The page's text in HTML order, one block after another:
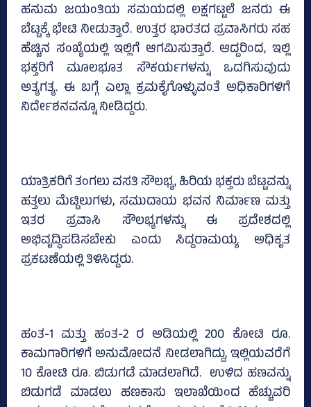
ಹನುಮ ಜಯಂತಿಯ ಸಮಯದಲ್ಲಿ ಲಕ್ಷಗಟ್ಟಲೆ ಜನರು ಈ
ಬೆಟ್ಟಕ್ಕೆ ಭೇಟಿ ನೀಡುತ್ತಾರೆ. ಉತ್ತರ ಭಾರತದ ಪ್ರವಾಸಿಗರು ಸಹ
ಹೆಚ್ಚಿನ ಸಂಖ್ಯೆಯಲ್ಲಿ ಇಲ್ಲಿಗೆ ಆಗಮಿಸುತ್ತಾರೆ. ಆದ್ದರಿಂದ, ಇಲ್ಲಿ
ಭಕ್ತರಿಗೆ ಮೂಲಭೂತ ಸೌಕರ್ಯಗಳನ್ನು ಒದಗಿಸುವುದು
ಅತ್ಯಗತ್ಯ. ಈ ಬಗ್ಗೆ ಎಲ್ಲಾ ಕ್ರಮಕೈಗೊಳ್ಳುವಂತೆ ಅಧಿಕಾರಿಗಳಿಗೆ
ನಿರ್ದೇಶನವನ್ನೂ ನೀಡಿದ್ದರು.
ಯಾತ್ರಿಕರಿಗೆ ತಂಗಲು ವಸತಿ ಸೌಲಭ್ಯ, ಹಿರಿಯ ಭಕ್ತರು ಬೆಟ್ಟವನ್ನು
ಹತ್ತಲು ಮೆಟ್ಟಿಲುಗಳು, ಸಮುದಾಯ ಭವನ ನಿರ್ಮಾಣ ಮತ್ತು
ಇತರ ಪ್ರವಾಸಿ ಸೌಲಭ್ಯಗಳನ್ನು ಈ ಪ್ರದೇಶದಲ್ಲಿ
ಅಭಿವೃದ್ಧಿಪಡಿಸಬೇಕು ಎಂದು ಸಿದ್ದರಾಮಯ್ಯ ಅಧಿಕೃತ
ಪ್ರಕಟಣೆಯಲ್ಲಿ ತಿಳಿಸಿದ್ದರು.
ಹಂತ-1 ಮತ್ತು ಹಂತ-2 ರ ಅಡಿಯಲ್ಲಿ 200 ಕೋಟಿ ರೂ.
ಕಾಮಗಾರಿಗಳಿಗೆ ಅನುಮೋದನೆ ನೀಡಲಾಗಿದ್ದು, ಇಲ್ಲಿಯವರೆಗೆ
10 ಕೋಟಿ ರೂ. ಬಿಡುಗಡೆ ಮಾಡಲಾಗಿದೆ. ಉಳಿದ ಹಣವನ್ನು
ಬಿಡುಗಡೆ ಮಾಡಲು ಹಣಕಾಸು ಇಲಾಖೆಯಿಂದ ಹೆಚ್ಚುವರಿ